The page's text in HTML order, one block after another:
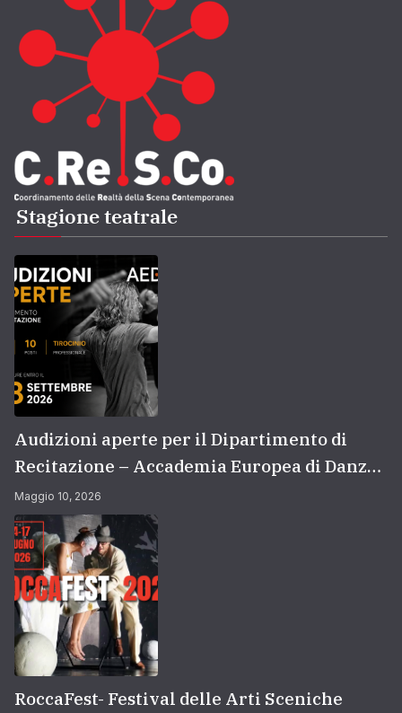
Stagione teatrale
Audizioni aperte per il Dipartimento di
Recitazione – Accademia Europea di Danza
(2026/2027) | Scuola di recitazione a Roma
Maggio 10, 2026
RoccaFest- Festival delle Arti Sceniche